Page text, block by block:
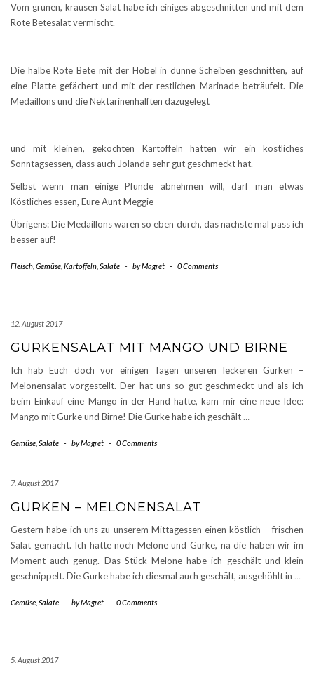
Vom grünen, krausen Salat habe ich einiges abgeschnitten und mit dem
Rote Betesalat vermischt.
Die halbe Rote Bete mit der Hobel in dünne Scheiben geschnitten, auf
eine Platte gefächert und mit der restlichen Marinade beträufelt. Die
Medaillons und die Nektarinenhälften dazugelegt
und mit kleinen, gekochten Kartoffeln hatten wir ein köstliches
Sonntagsessen, dass auch Jolanda sehr gut geschmeckt hat.
Selbst wenn man einige Pfunde abnehmen will, darf man etwas
Köstliches essen, Eure Aunt Meggie
Übrigens: Die Medaillons waren so eben durch, das nächste mal pass ich
besser auf!
Fleisch Gemüse Kartoffeln Salate - byMagret - 0 Comments
12. August 2017
GURKENSALAT MIT MANGO UND BIRNE
Ich hab Euch doch vor einigen Tagen unseren leckeren Gurken –
Melonensalat vorgestellt. Der hat uns so gut geschmeckt und als ich
beim Einkauf eine Mango in der Hand hatte, kam mir eine neue Idee:
Mango mit Gurke und Birne! Die Gurke habe ich geschält …
Gemüse Salate - byMagret - 0 Comments
7. August 2017
GURKEN – MELONENSALAT
Gestern habe ich uns zu unserem Mittagessen einen köstlich – frischen
Salat gemacht. Ich hatte noch Melone und Gurke, na die haben wir im
Moment auch genug. Das Stück Melone habe ich geschält und klein
geschnippelt. Die Gurke habe ich diesmal auch geschält, ausgehöhlt in …
Gemüse Salate - byMagret - 0 Comments
5. August 2017